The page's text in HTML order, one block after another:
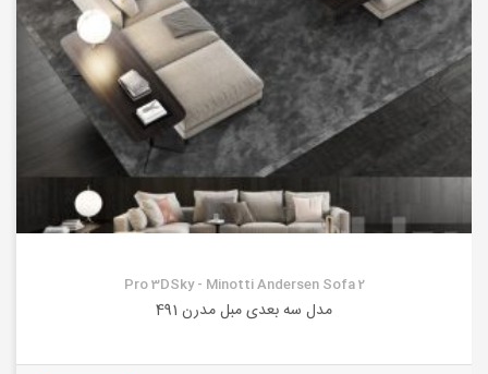
Pro 3DSky - Minotti Andersen Sofa 2
مدل سه بعدی مبل مدرن 491